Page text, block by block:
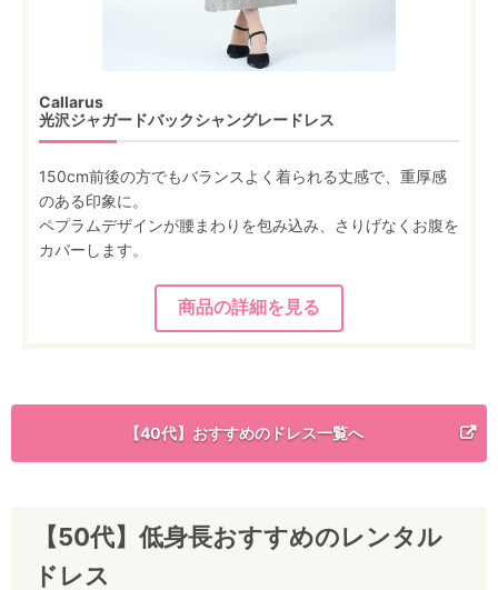
Callarus
光沢ジャガードバックシャングレードレス
150cm前後の方でもバランスよく着られる丈感で、重厚感
のある印象に。
ペプラムデザインが腰まわりを包み込み、さりげなくお腹を
カバーします。
【40代】おすすめのドレス一覧へ
【50代】低身長おすすめのレンタル
ドレス